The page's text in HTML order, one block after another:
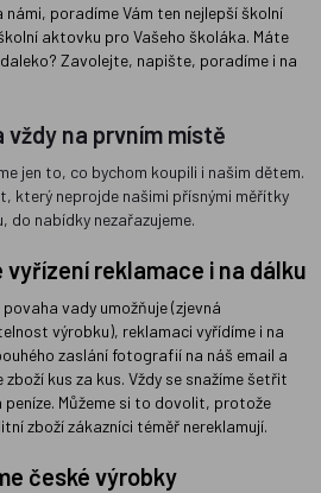
námi, poradíme Vám ten nejlepší školní
aktovku pro Vašeho školáka. Máte
Zavolejte, napište, poradíme i na
vždy na prvním místě
jen to, co bychom koupili i našim dětem.
který neprojde našimi přísnými měřítky
do nabídky nezařazujeme.
vyřízení reklamace i na dálku
vady umožňuje (zjevná
výrobku), reklamaci vyřídíme i na
zaslání fotografií na náš email a
zboží kus za kus. Vždy se snažíme šetřit
peníze. Můžeme si to dovolit, protože
zboží zákazníci téměř nereklamují.
české výrobky